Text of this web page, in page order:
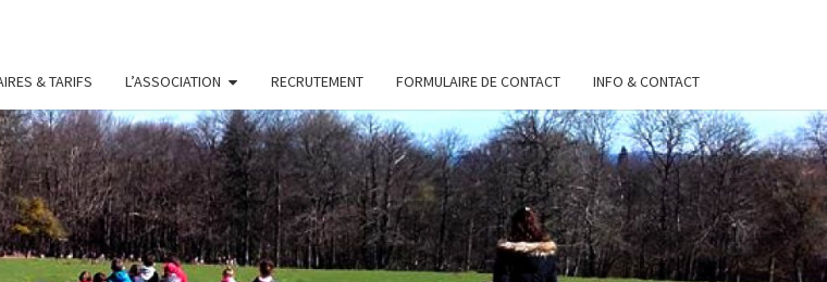
& TARIFS L’ASSOCIATION RECRUTEMENT FORMULAIRE DE CONTACT INFO & CONTACT